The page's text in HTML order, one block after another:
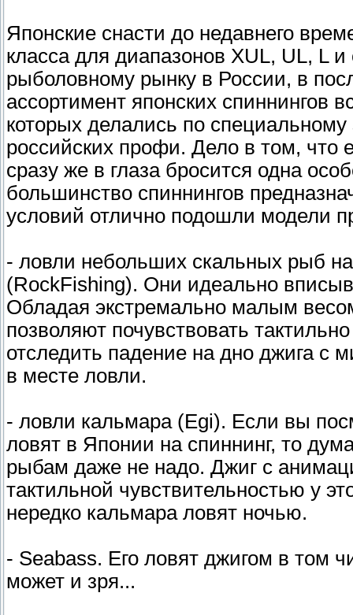
Японские снасти до недавнего
класса для диапазонов XUL, UL, L
рыболовному рынку в России, в
ассортимент японских спиннингов
которых делались по
российских профи. Дело в том, что
сразу же в глаза бросится одна
большинство спиннингов
условий отлично подошли модели
- ловли небольших скальных рыб
(RockFishing). Они идеально
Обладая экстремально малым
позволяют почувствовать
отследить падение на дно джига с
в месте ловли.
- ловли кальмара (Egi). Если вы
ловят в Японии на спиннинг, то
рыбам даже не надо. Джиг с
тактильной чувствительностью у
нередко кальмара ловят ночью.
- Seabass. Его ловят джигом в том
может и зря...